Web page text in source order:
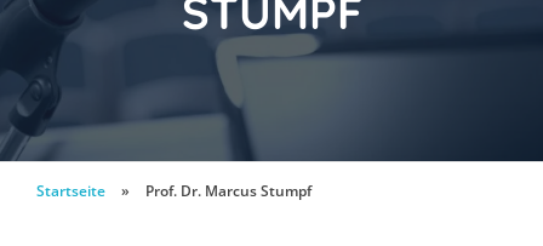
Startseite » Prof. Dr. Marcus Stumpf